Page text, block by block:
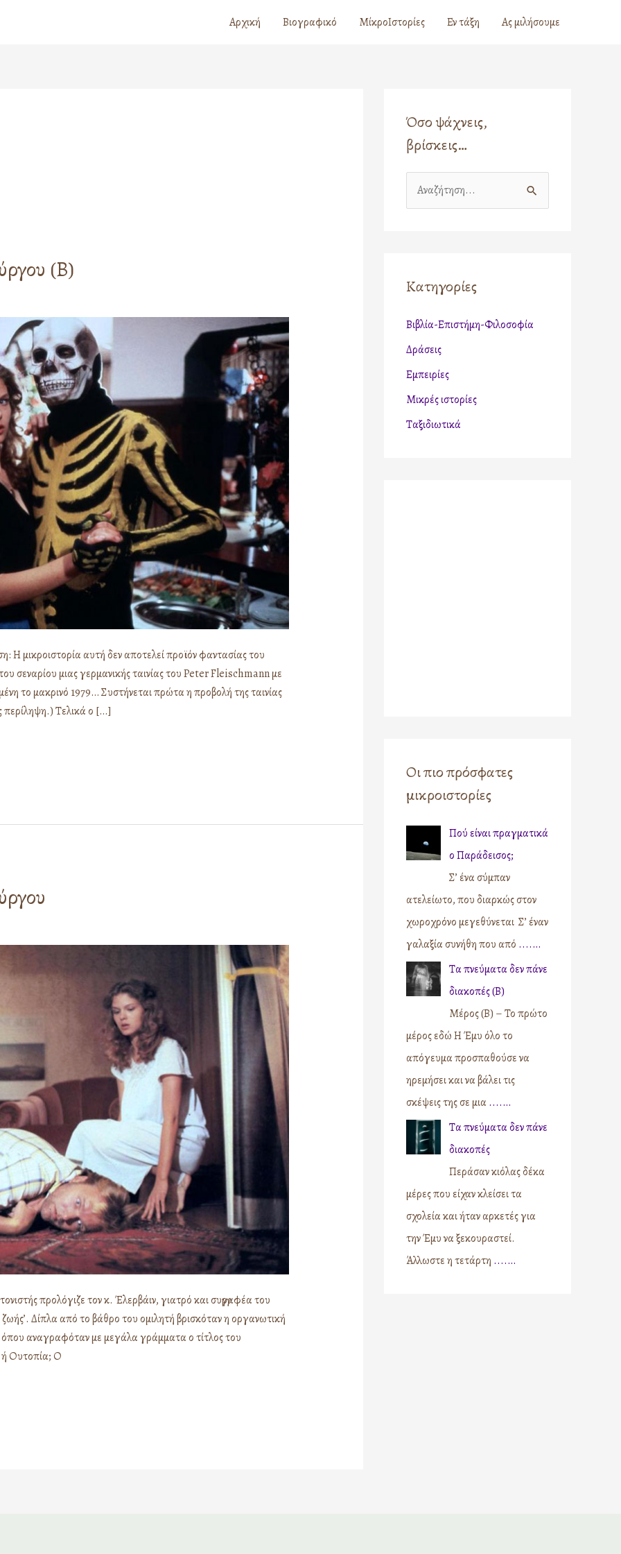
Αρχική Βιογραφικό ΜίκροΙστορίες Εν τάξη Ας μιλήσουμε
(Β)
μικροιστορία αυτή δεν αποτελεί προϊόν φαντασίας του
σεναρίου μιας γερμανικής ταινίας του Peter Fleischmann με
το μακρινό 1979… Συστήνεται πρώτα η προβολή της ταινίας
περίληψη.) Τελικά ο […]
προλόγιζε τον κ. Έλερβάιν, γιατρό και συγγραφέα του
ζωής’. Δίπλα από το βάθρο του ομιλητή βρισκόταν η οργανωτική
αναγραφόταν με μεγάλα γράμματα ο τίτλος του
ή Ουτοπία; Ο
Όσο ψάχνεις,
βρίσκεις…
ή
η
σ
η
γ
Κατηγορίες
Βιβλία-Επιστήμη-Φιλοσοφία
Δράσεις
Εμπειρίες
Μικρές ιστορίες
Ταξιδιωτικά
Οι πιο πρόσφατες
μικροιστορίες
Πού είναι πραγματικά
ο Παράδεισος;
Σ’ ένα σύμπαν
ατελείωτο, που διαρκώς στον
χωροχρόνο μεγεθύνεται Σ’ έναν
γαλαξία συνήθη που από ....…
Τα πνεύματα δεν πάνε
διακοπές (Β)
Μέρος (Β) – Το πρώτο
μέρος εδώ Η Έμυ όλο το
απόγευμα προσπαθούσε να
ηρεμήσει και να βάλει τις
σκέψεις της σε μια ....…
Τα πνεύματα δεν πάνε
διακοπές
Περάσαν κιόλας δέκα
μέρες που είχαν κλείσει τα
σχολεία και ήταν αρκετές για
την Έμυ να ξεκουραστεί.
Άλλωστε η τετάρτη ....…